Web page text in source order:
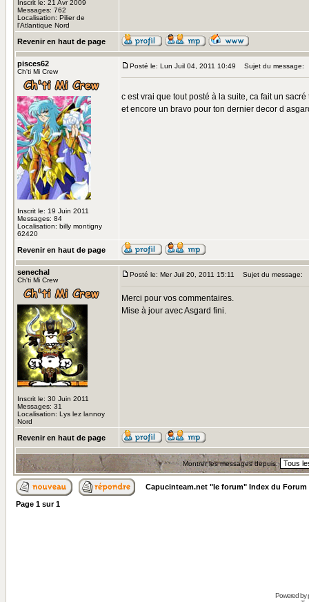
Inscrit le: 21 Avr 2009
Messages: 762
Localisation: Pilier de
l'Atlantique Nord
Revenir en haut de page
pisces62
Ch'ti Mi Crew
Inscrit le: 19 Juin 2011
Messages: 84
Localisation: billy montigny
62420
Posté le: Lun Juil 04, 2011 10:49 Sujet du message:
c est vrai que tout posté à la suite, ca fait un
et encore un bravo pour ton dernier decor d
Revenir en haut de page
senechal
Ch'ti Mi Crew
Inscrit le: 30 Juin 2011
Messages: 31
Localisation: Lys lez lannoy
Nord
Posté le: Mer Juil 20, 2011 15:11 Sujet du message:
Merci pour vos commentaires.
Mise à jour avec Asgard fini.
Revenir en haut de page
Montrer les messages depuis:
Capucinteam.net "le forum" Index du Forum
Page 1 sur1
Powered by